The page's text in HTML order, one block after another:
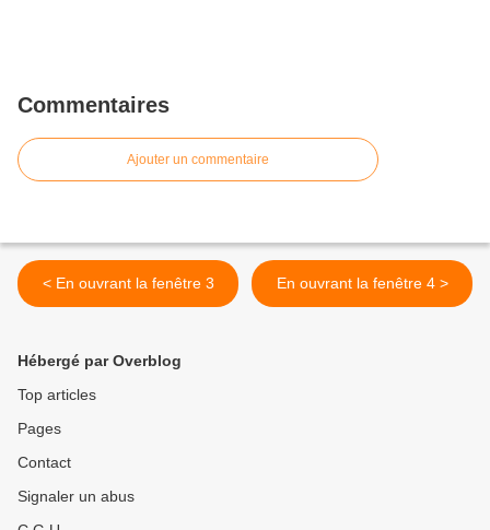
Commentaires
Ajouter un commentaire
< En ouvrant la fenêtre 3 En ouvrant la fenêtre 4 >
Hébergé par Overblog
Top articles
Pages
Contact
Signaler un abus